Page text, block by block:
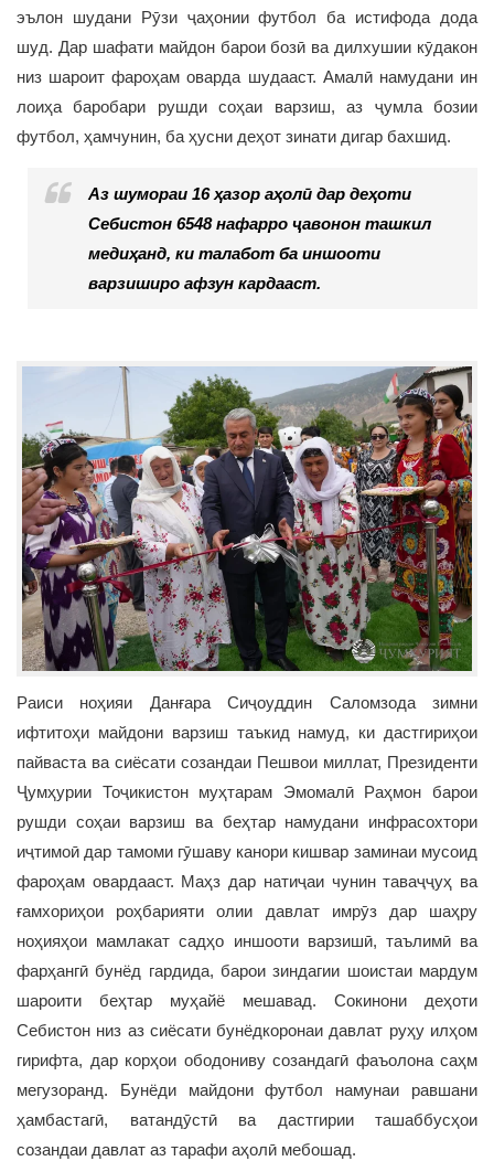
эълон шудани Рӯзи ҷаҳонии футбол ба истифода дода
шуд. Дар шафати майдон барои бозӣ ва дилхушии кӯдакон
низ шароит фароҳам оварда шудааст. Амалӣ намудани ин
лоиҳа баробари рушди соҳаи варзиш, аз ҷумла бозии
футбол, ҳамчунин, ба ҳусни деҳот зинати дигар бахшид.
Аз шумораи 16 ҳазор аҳолӣ дар деҳоти
Себистон 6548 нафарро ҷавонон ташкил
медиҳанд, ки талабот ба иншооти
варзиширо афзун кардааст.
Раиси ноҳияи Данғара Сиҷоуддин Саломзода зимни
ифтитоҳи майдони варзиш таъкид намуд, ки дастгириҳои
пайваста ва сиёсати созандаи Пешвои миллат, Президенти
Ҷумҳурии Тоҷикистон муҳтарам Эмомалӣ Раҳмон барои
рушди соҳаи варзиш ва беҳтар намудани инфрасохтори
иҷтимоӣ дар тамоми гӯшаву канори кишвар заминаи мусоид
фароҳам овардааст. Маҳз дар натиҷаи чунин таваҷҷуҳ ва
ғамхориҳои роҳбарияти олии давлат имрӯз дар шаҳру
ноҳияҳои мамлакат садҳо иншооти варзишӣ, таълимӣ ва
фарҳангӣ бунёд гардида, барои зиндагии шоистаи мардум
шароити беҳтар муҳайё мешавад. Сокинони деҳоти
Себистон низ аз сиёсати бунёдкоронаи давлат руҳу илҳом
гирифта, дар корҳои ободониву созандагӣ фаъолона саҳм
мегузоранд. Бунёди майдони футбол намунаи равшани
ҳамбастагӣ, ватандӯстӣ ва дастгирии ташаббусҳои
созандаи давлат аз тарафи аҳолӣ мебошад.